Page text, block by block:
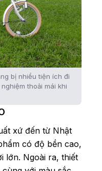
bị nhiều tiện ích đi
thoải mái khi
xứ đến từ Nhật
có độ bền cao,
lớn. Ngoài ra, thiết